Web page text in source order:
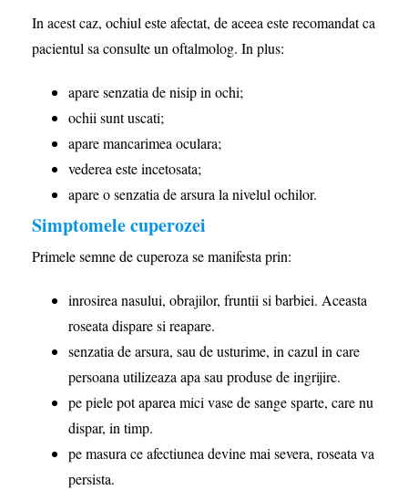
In acest caz, ochiul este afectat, de aceea este recomandat ca
pacientul sa consulte un oftalmolog. In plus:
apare senzatia de nisip in ochi;
ochii sunt uscati;
apare mancarimea oculara;
vederea este incetosata;
apare o senzatia de arsura la nivelul ochilor.
Simptomele cuperozei
Primele semne de cuperoza se manifesta prin:
inrosirea nasului, obrajilor, fruntii si barbiei. Aceasta
roseata dispare si reapare.
senzatia de arsura, sau de usturime, in cazul in care
persoana utilizeaza apa sau produse de ingrijire.
pe piele pot aparea mici vase de sange sparte, care nu
dispar, in timp.
pe masura ce afectiunea devine mai severa, roseata va
persista.